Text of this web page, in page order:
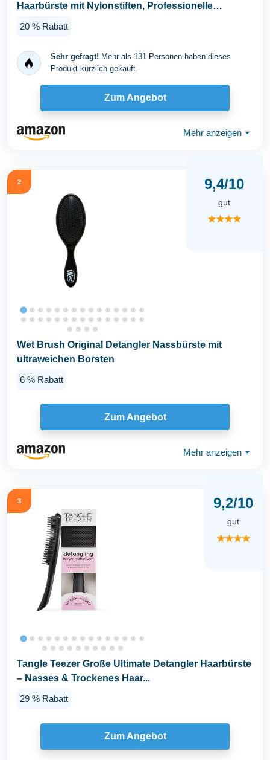
Haarbürste mit Nylonstiften, Professionelle
20 % Rabatt
Sehr gefragt! Mehr als 131 Personen haben dieses
Produkt kürzlich gekauft.
Zum Angebot
Mehr anzeigen ⏷
2 9,4/10
gut
★★★★
Wet Brush Original Detangler Nassbürste mit
ultraweichen Borsten
6 % Rabatt
Zum Angebot
Mehr anzeigen ⏷
3 9,2/10
gut
★★★★
Tangle Teezer Große Ultimate Detangler Haarbürste
– Nasses & Trockenes Haar...
29 % Rabatt
Zum Angebot